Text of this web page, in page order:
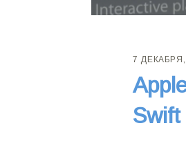
7 ДЕКАБРЯ,
Swift